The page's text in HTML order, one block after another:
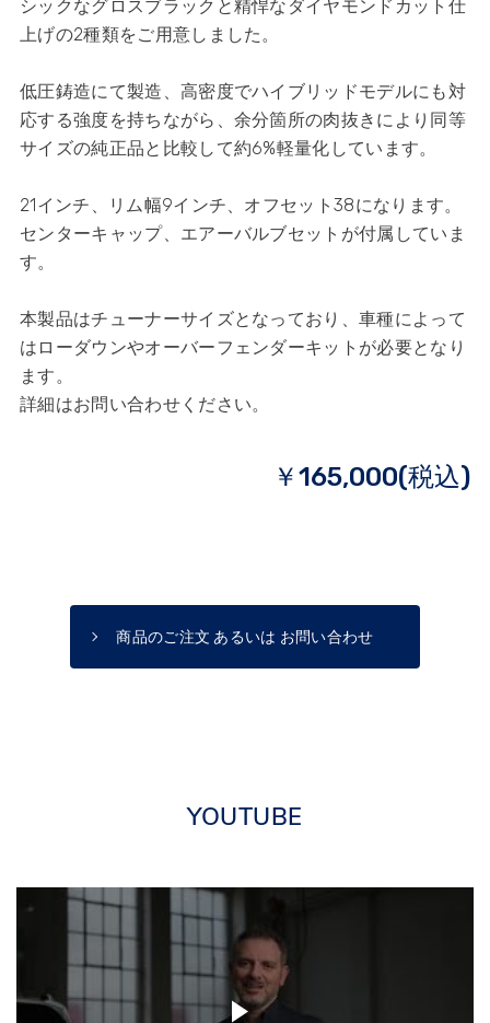
シックなグロスブラックと精悍なダイヤモンドカット仕
上げの2種類をご用意しました。
低圧鋳造にて製造、高密度でハイブリッドモデルにも対
応する強度を持ちながら、余分箇所の肉抜きにより同等
サイズの純正品と比較して約6%軽量化しています。
21インチ、リム幅9インチ、オフセット38になります。
センターキャップ、エアーバルブセットが付属していま
す。
本製品はチューナーサイズとなっており、車種によって
はローダウンやオーバーフェンダーキットが必要となり
ます。
詳細はお問い合わせください。
￥165,000(税込)
商品のご注文 あるいは お問い合わせ
YOUTUBE